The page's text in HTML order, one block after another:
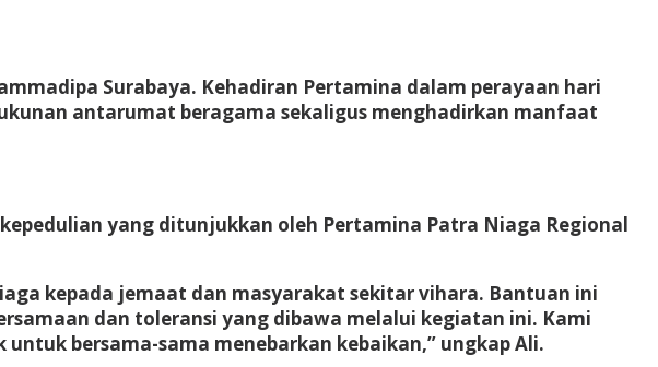
Surabaya. Kehadiran Pertamina dalam perayaan hari
antarumat beragama sekaligus menghadirkan manfaat
yang ditunjukkan oleh Pertamina Patra Niaga Regional
kepada jemaat dan masyarakat sekitar vihara. Bantuan ini
dan toleransi yang dibawa melalui kegiatan ini. Kami
bersama-sama menebarkan kebaikan,” ungkap Ali.